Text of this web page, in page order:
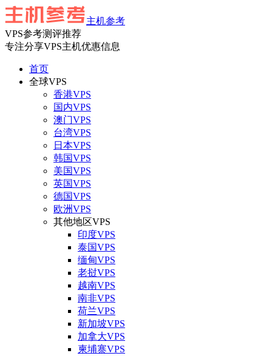
主机参考
VPS参考测评推荐
专注分享VPS主机优惠信息
首页
全球VPS
香港VPS
国内VPS
澳门VPS
台湾VPS
日本VPS
韩国VPS
美国VPS
英国VPS
德国VPS
欧洲VPS
其他地区VPS
印度VPS
泰国VPS
缅甸VPS
老挝VPS
越南VPS
南非VPS
荷兰VPS
新加坡VPS
加拿大VPS
柬埔寨VPS